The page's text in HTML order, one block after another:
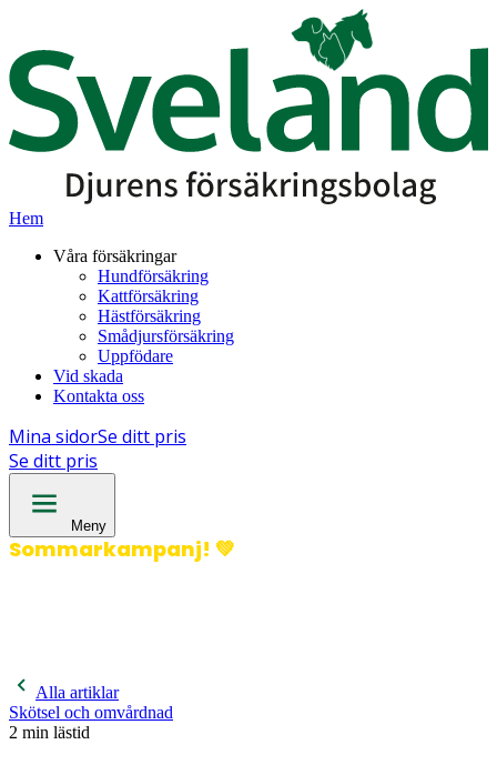
Hem
Våra försäkringar
Hundförsäkring
Kattförsäkring
Hästförsäkring
Smådjursförsäkring
Uppfödare
Vid skada
Kontakta oss
Mina sidorSe ditt pris
Se ditt pris
Meny
Sommarkampanj! 💚
Alla artiklar
Skötsel och omvårdnad
2 min lästid